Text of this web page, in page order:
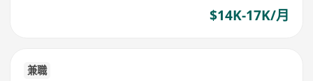
$14K-17K/月
兼職